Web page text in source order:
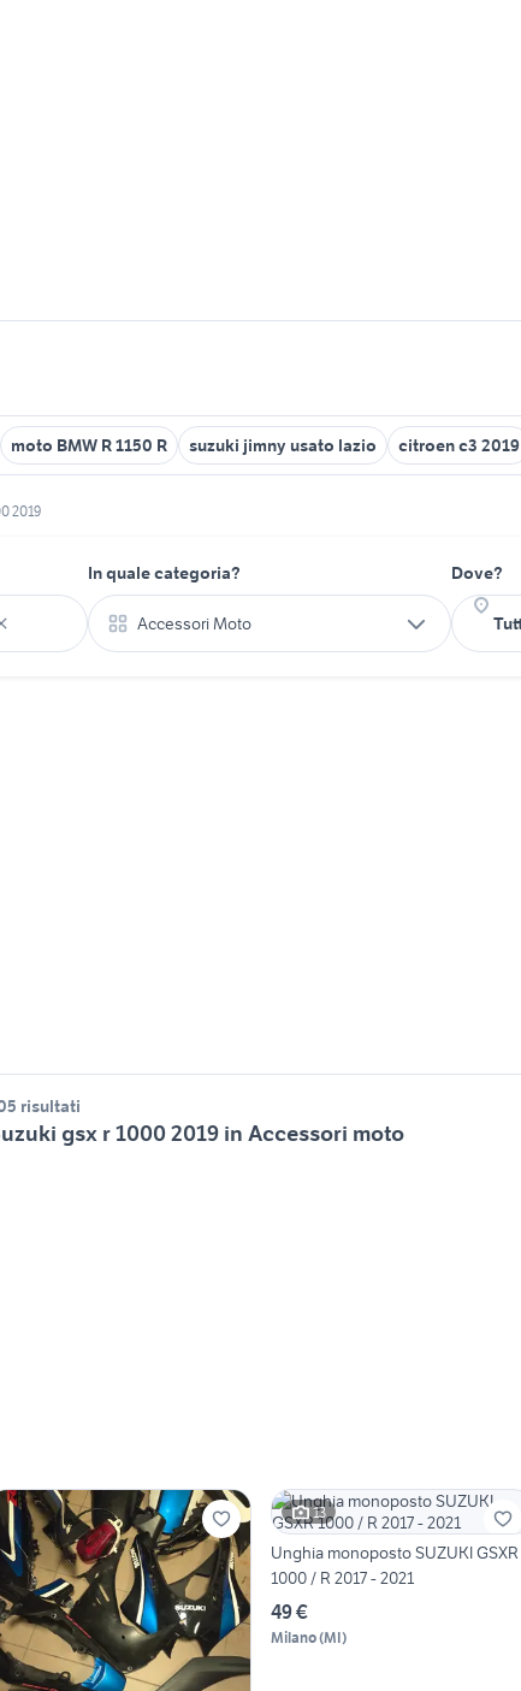
moto BMW R 1150 R suzuki jimny usato lazio citroen c3 2019
2019
In quale categoria?
Accessori Moto
Dove?
risultati
gsx r 1000 2019 in Accessori moto
13
Unghia monoposto SUZUKI GSXR
1000 / R 2017 - 2021
49 €
Milano(MI)